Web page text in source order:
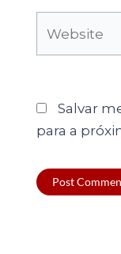
Salvar
para a